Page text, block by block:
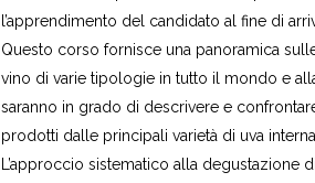
l’apprendimento del candidato al fine di
Questo corso fornisce una panoramica
vino di varie tipologie in tutto il mondo e
saranno in grado di descrivere e
prodotti dalle principali varietà di uva
L’approccio sistematico alla degustazione